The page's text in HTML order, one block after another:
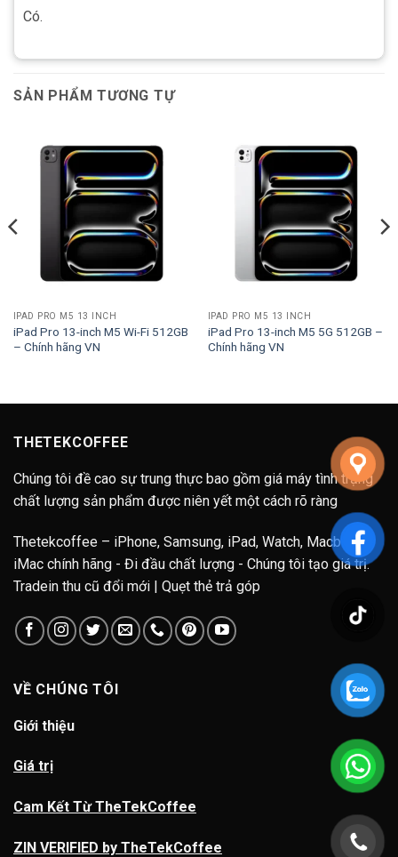
Có.
SẢN PHẨM TƯƠNG TỰ
IPAD PRO M5 13 INCH
iPad Pro 13-inch M5 Wi-Fi 512GB
– Chính hãng VN
IPAD PRO M5 13 INCH
iPad Pro 13-inch M5 5G 512GB –
Chính hãng VN
THETEKCOFFEE
Chúng tôi đề cao sự trung thực bao gồm giá máy tình trạng
chất lượng sản phẩm được niên yết một cách rõ ràng
Thetekcoffee – iPhone, Samsung, iPad, Watch, Macbook,
iMac chính hãng - Đi đầu chất lượng - Chúng tôi tạo giá trị.
Tradein thu cũ đổi mới | Quẹt thẻ trả góp
VỀ CHÚNG TÔI
Giới thiệu
Giá trị
Cam Kết Từ TheTekCoffee
ZIN VERIFIED by TheTekCoffee